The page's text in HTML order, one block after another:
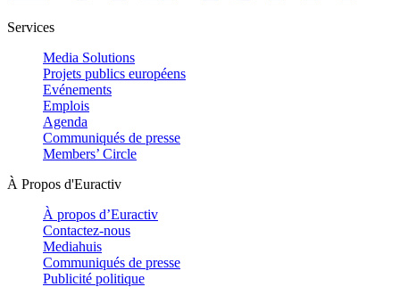
Services
Media Solutions
Projets publics européens
Evénements
Emplois
Agenda
Communiqués de presse
Members’ Circle
À Propos d'Euractiv
À propos d’Euractiv
Contactez-nous
Mediahuis
Communiqués de presse
Publicité politique